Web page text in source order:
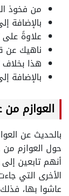
من فخوذ
بالإضافة
علاوةً على
ناهيك عن
هذا
بالإضافة
العوازم
بالحديث عن
حول العوازم
أنهم تابعين
الأخرى التي
عاشوا بها،